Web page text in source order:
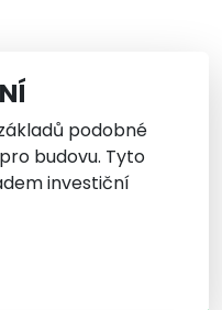
podobné
budovu. Tyto
investiční